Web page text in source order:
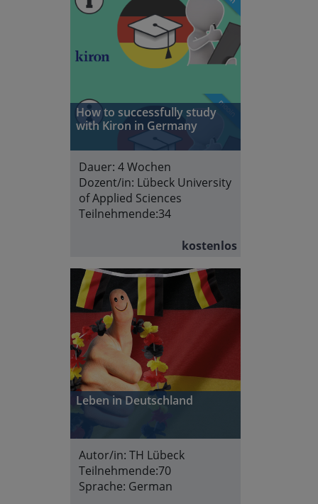
How to successfully study
with Kiron in Germany
Dauer: 4 Wochen
Dozent/in: Lübeck University
of Applied Sciences
Teilnehmende:34
kostenlos
Leben in Deutschland
Autor/in: TH Lübeck
Teilnehmende:70
Sprache: German